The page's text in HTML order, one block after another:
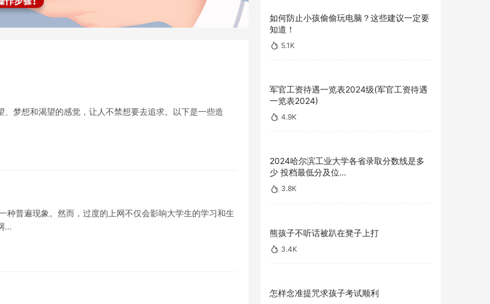
梦想和渴望的感觉，让人不禁想要去追求。以下是一些造
种普遍现象。然而，过度的上网不仅会影响大学生的学习和生
…
如何防止小孩偷偷玩电脑？这些建议一定要
知道！
5.1K
军官工资待遇一览表2024级(军官工资待遇
一览表2024)
4.9K
2024哈尔滨工业大学各省录取分数线是多
少 投档最低分及位…
3.8K
熊孩子不听话被趴在凳子上打
3.4K
怎样念准提咒求孩子考试顺利